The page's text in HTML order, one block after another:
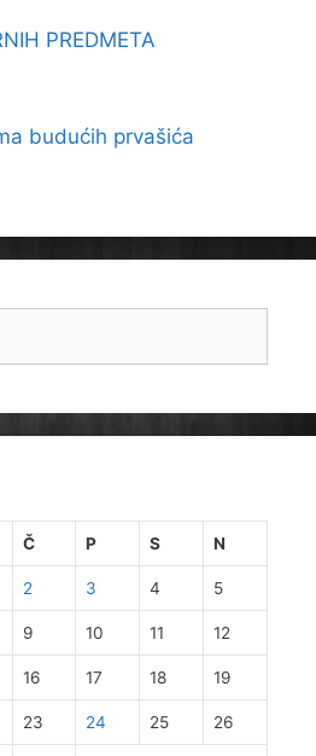
PREDMETA
budućih prvašića
Č P S N
2 3 4 5
9 10 11 12
16 17 18 19
23 24 25 26